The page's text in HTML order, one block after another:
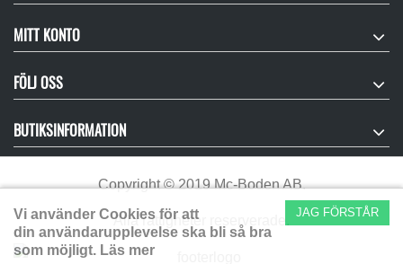
MITT KONTO
FÖLJ OSS
BUTIKSINFORMATION
Copyright©2019 Mc-Boden AB.
Alla rättigheter reserverade.
JAG FÖRSTÅR
Vi använder Cookies för att
din användarupplevelse ska bli så bra
som möjligt. Läs mer